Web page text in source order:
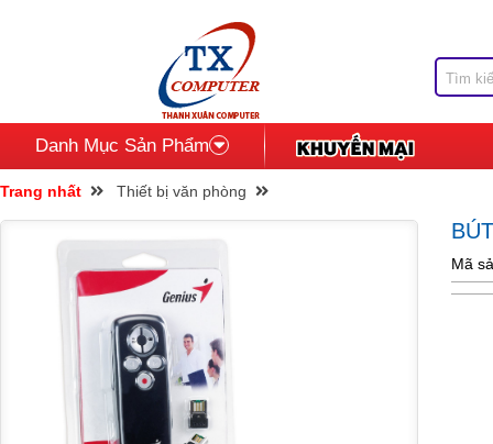
Danh Mục Sản Phẩm
Trang nhất Thiết bị văn phòng
Mã